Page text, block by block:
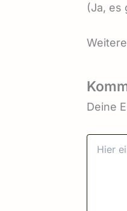
(Ja, es
Deine
Hier